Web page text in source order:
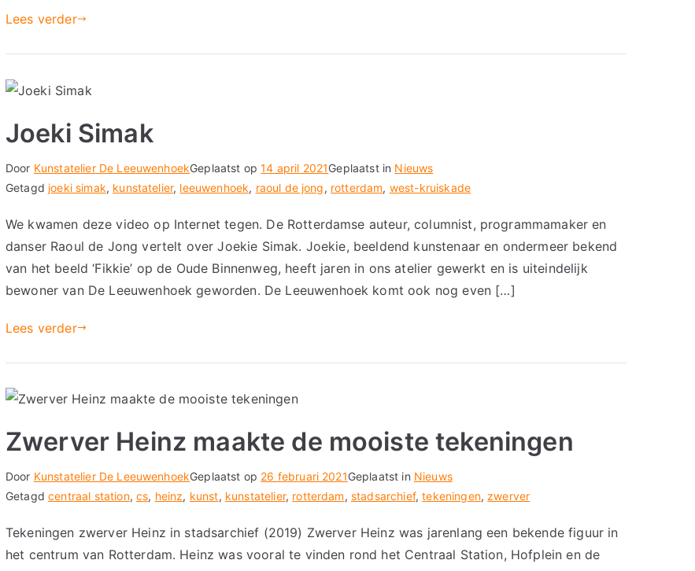
Lees verder
Joeki Simak
Door Kunstatelier De LeeuwenhoekGeplaatst op14 april 2021Geplaatst in Nieuws
Getagd joeki simak, kunstatelier, leeuwenhoek, raoul de jong, rotterdam, west-kruiskade
We kwamen deze video op Internet tegen. De Rotterdamse auteur, columnist, programmamaker en
danser Raoul de Jong vertelt over Joekie Simak. Joekie, beeldend kunstenaar en ondermeer bekend
van het beeld ‘Fikkie’ op de Oude Binnenweg, heeft jaren in ons atelier gewerkt en is uiteindelijk
bewoner van De Leeuwenhoek geworden. De Leeuwenhoek komt ook nog even […]
Lees verder
Zwerver Heinz maakte de mooiste tekeningen
Door Kunstatelier De LeeuwenhoekGeplaatst op 26 februari 2021Geplaatst in Nieuws
Getagdcentraal station,cs, heinz, kunst, kunstatelier, rotterdam, stadsarchief,tekeningen, zwerver
Tekeningen zwerver Heinz in stadsarchief (2019) Zwerver Heinz was jarenlang een bekende figuur in
het centrum van Rotterdam. Heinz was vooral te vinden rond het Centraal Station, Hofplein en de